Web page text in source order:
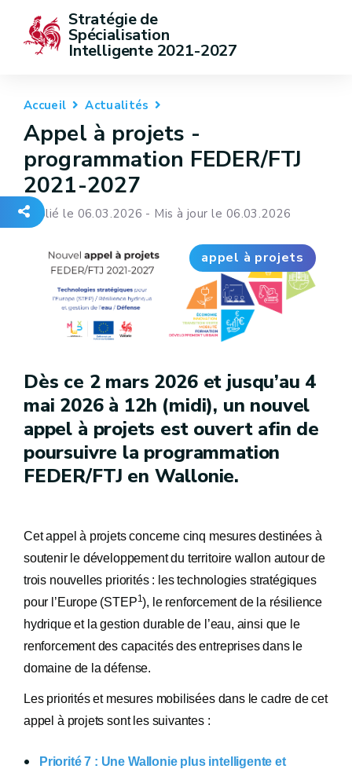
Stratégie de
Spécialisation
Intelligente 2021-2027
Accueil Actualités
Appel à projets -
programmation FEDER/FTJ
2021-2027
Publié le 06.03.2026 - Mis à jour le 06.03.2026
appel à projets
Dès ce 2 mars 2026 et jusqu’au 4
mai 2026 à 12h (midi), un nouvel
appel à projets est ouvert afin de
poursuivre la programmation
FEDER/FTJ en Wallonie.
Cet appel à projets concerne cinq mesures destinées à
soutenir le développement du territoire wallon autour de
trois nouvelles priorités : les technologies stratégiques
pour l’Europe (STEP1), le renforcement de la résilience
hydrique et la gestion durable de l’eau, ainsi que le
renforcement des capacités des entreprises dans le
domaine de la défense.
Les priorités et mesures mobilisées dans le cadre de cet
appel à projets sont les suivantes :
Priorité 7 : Une Wallonie plus intelligente et